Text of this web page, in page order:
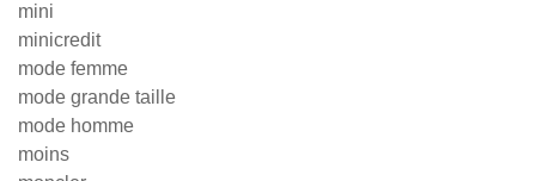
mini
minicredit
mode femme
mode grande taille
mode homme
moins